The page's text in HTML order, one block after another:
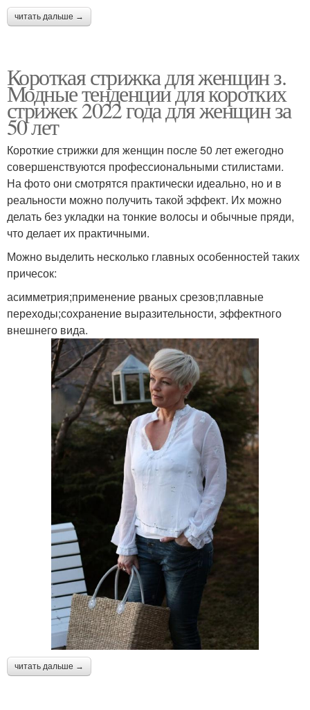
читать дальше →
Короткая стрижка для женщин з.
Модные тенденции для коротких
стрижек 2022 года для женщин за
50 лет
Короткие стрижки для женщин после 50 лет ежегодно
совершенствуются профессиональными стилистами.
На фото они смотрятся практически идеально, но и в
реальности можно получить такой эффект. Их можно
делать без укладки на тонкие волосы и обычные пряди,
что делает их практичными.
Можно выделить несколько главных особенностей таких
причесок:
асимметрия;применение рваных срезов;плавные
переходы;сохранение выразительности, эффектного
внешнего вида.
читать дальше →